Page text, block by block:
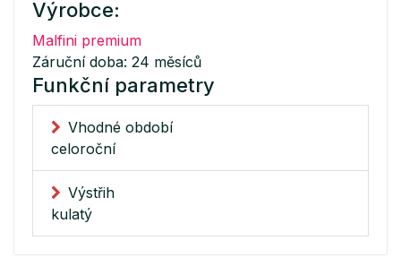
Výrobce:
Malfini premium
Záruční doba: 24 měsíců
Funkční parametry
Vhodné období
celoroční
Výstřih
kulatý